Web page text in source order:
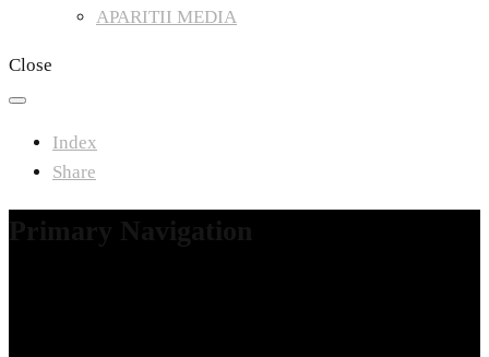
APARITII MEDIA
Close
Index
Share